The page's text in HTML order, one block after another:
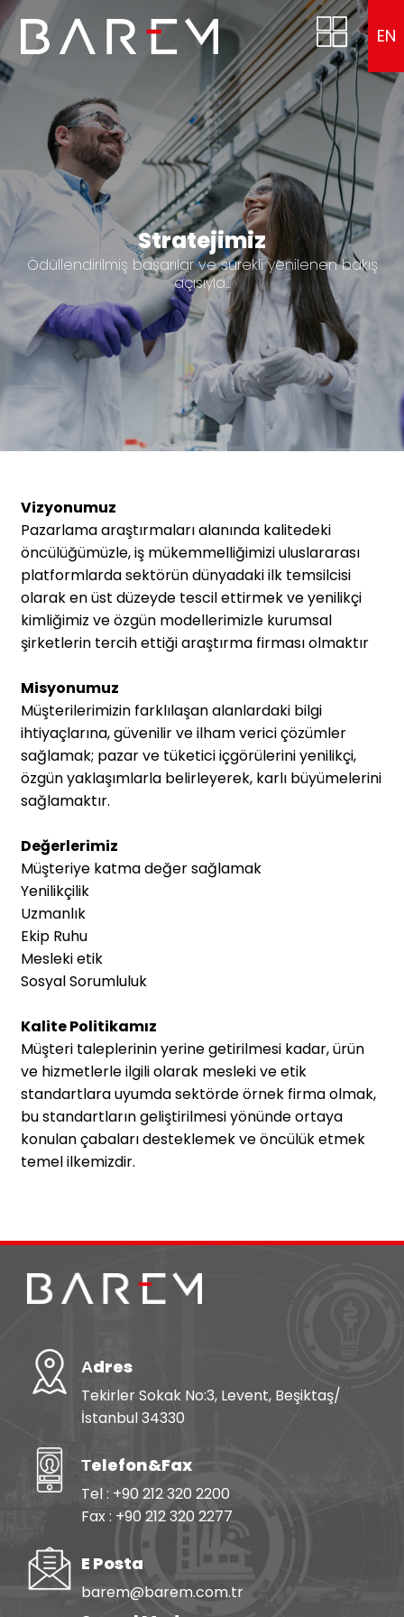
EN
Stratejimiz
Ödüllendirilmiş başarılar ve sürekli yenilenen bakış
açısıyla...
Vizyonumuz
Pazarlama araştırmaları alanında kalitedeki
öncülüğümüzle, iş mükemmelliğimizi uluslararası
platformlarda sektörün dünyadaki ilk temsilcisi
olarak en üst düzeyde tescil ettirmek ve yenilikçi
kimliğimiz ve özgün modellerimizle kurumsal
şirketlerin tercih ettiği araştırma firması olmaktır
Misyonumuz
Müşterilerimizin farklılaşan alanlardaki bilgi
ihtiyaçlarına, güvenilir ve ilham verici çözümler
sağlamak; pazar ve tüketici içgörülerini yenilikçi,
özgün yaklaşımlarla belirleyerek, karlı büyümelerini
sağlamaktır.
Değerlerimiz
Müşteriye katma değer sağlamak
Yenilikçilik
Uzmanlık
Ekip Ruhu
Mesleki etik
Sosyal Sorumluluk
Kalite Politikamız
Müşteri taleplerinin yerine getirilmesi kadar, ürün
ve hizmetlerle ilgili olarak mesleki ve etik
standartlara uyumda sektörde örnek firma olmak,
bu standartların geliştirilmesi yönünde ortaya
konulan çabaları desteklemek ve öncülük etmek
temel ilkemizdir.
Аdres
Tekirler Sokak No:3, Levent, Beşiktaş/
İstanbul 34330
Тelefon&Fax
Tel : +90 212 320 2200
Fax : +90 212 320 2277
E Posta
barem@barem.com.tr